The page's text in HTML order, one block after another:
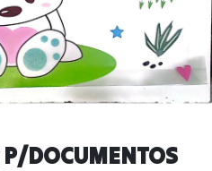
DOCUMENTOS